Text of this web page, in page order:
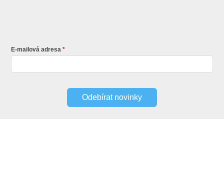
E-mailová adresa
Odebírat novinky